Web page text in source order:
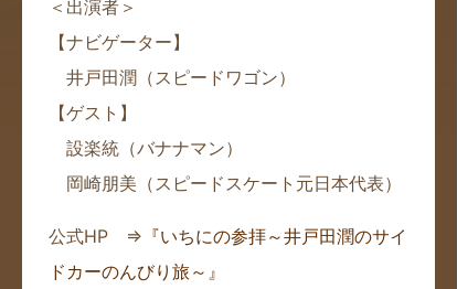
＜出演者＞
【ナビゲーター】
井戸田潤（スピードワゴン）
【ゲスト】
設楽統（バナナマン）
岡崎朋美（スピードスケート元日本代表）
公式HP ⇒ 『いちにの参拝～井戸田潤のサイ
ドカーのんびり旅～』